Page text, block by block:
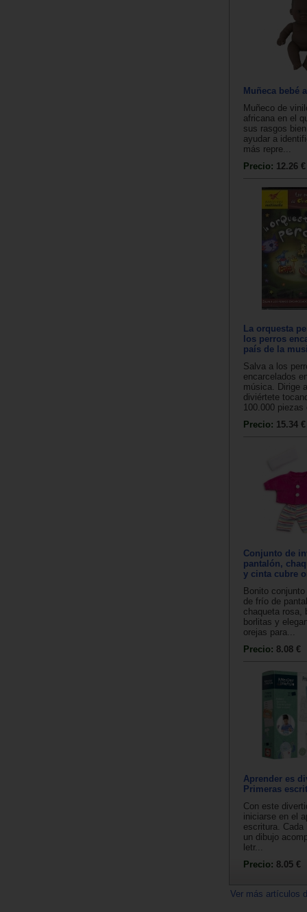
Muñeca bebé
Muñeco de
africana en el
sus rasgos
ayudar a
más repre...
Precio: 12.26 €
La orquesta
los perros
país de la
Salva a los
encarcelados
música. Dirige
diviértete
100.000
Precio: 15.34 €
Conjunto de
pantalón,
y cinta cubre
Bonito
de frío de
chaqueta rosa,
borlitas y
orejas para...
Precio: 8.08 €
Aprender es
Primeras
Con este
iniciarse en el
escritura. Cada
un dibujo
letr...
Precio: 8.05 €
Ver más artículos